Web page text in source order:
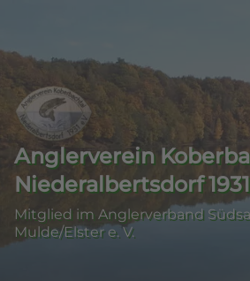
Anglerverein
Niederalbertsdorf 1931
Mitglied im Anglerverband
Mulde/Elster e. V.